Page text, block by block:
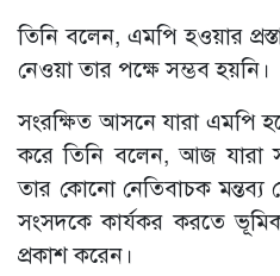
তিনি বলেন, এমপি হওয়ার
নেওয়া তার পক্ষে সম্ভব হয়নি।
সংরক্ষিত আসনে যারা এমপি
করে তিনি বলেন, আজ যারা
তার কোনো নেতিবাচক মন্তব্য
সংসদকে কার্যকর করতে
প্রকাশ করেন।